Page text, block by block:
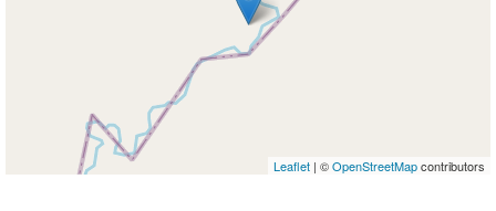
Leaflet | ©OpenStreetMapcontributors